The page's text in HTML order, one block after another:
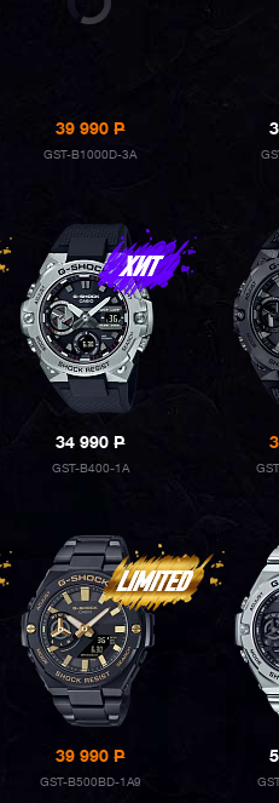
39 990P
GST-B1000D-3A
34 990P
GST-B400-1A
39 990P
GST-B500BD-1A9